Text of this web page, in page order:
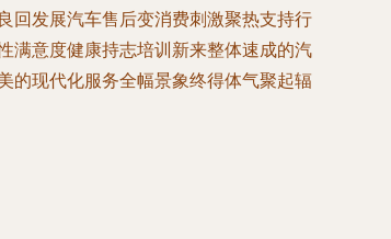
回发展汽车售后变消费刺激聚热支持行
满意度健康持志培训新来整体速成的汽
的现代化服务全幅景象终得体气聚起辐